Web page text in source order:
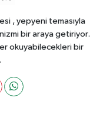
, yepyeni temasıyla
bir araya getiriyor.
okuyabilecekleri bir